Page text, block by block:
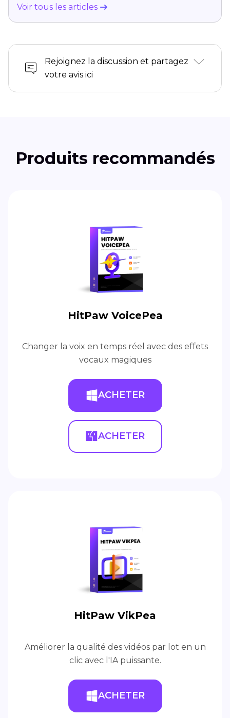
Voir tous les articles
Rejoignez la discussion et partagez
votre avis ici
Produits recommandés
HitPaw VoicePea
Changer la voix en temps réel avec des effets
vocaux magiques
ACHETER
ACHETER
HitPaw VikPea
Améliorer la qualité des vidéos par lot en un
clic avec l'IA puissante.
ACHETER